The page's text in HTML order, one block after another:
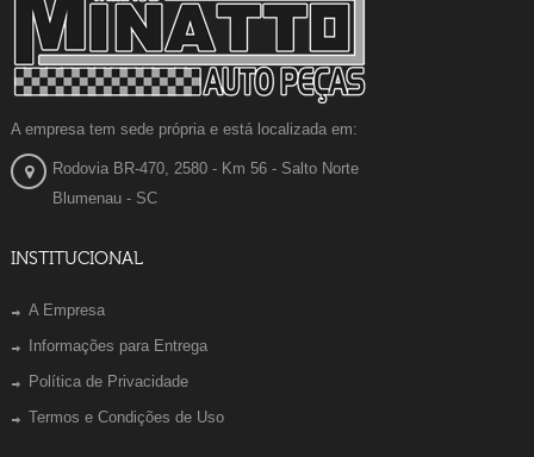
A empresa tem sede própria e está localizada em:
Rodovia BR-470, 2580 - Km 56 - Salto Norte
Blumenau - SC
INSTITUCIONAL
A Empresa
Informações para Entrega
Política de Privacidade
Termos e Condições de Uso